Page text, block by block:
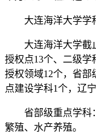
大连海洋大学学
大连海洋大学截止
授权点13个、二级学
授权领域12个，省部
点建设学科1个，辽
省部级重点学科：
繁殖、水产养殖。